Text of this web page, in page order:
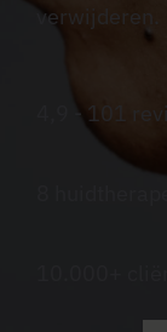
verwijderen.
4,9 - 101
8